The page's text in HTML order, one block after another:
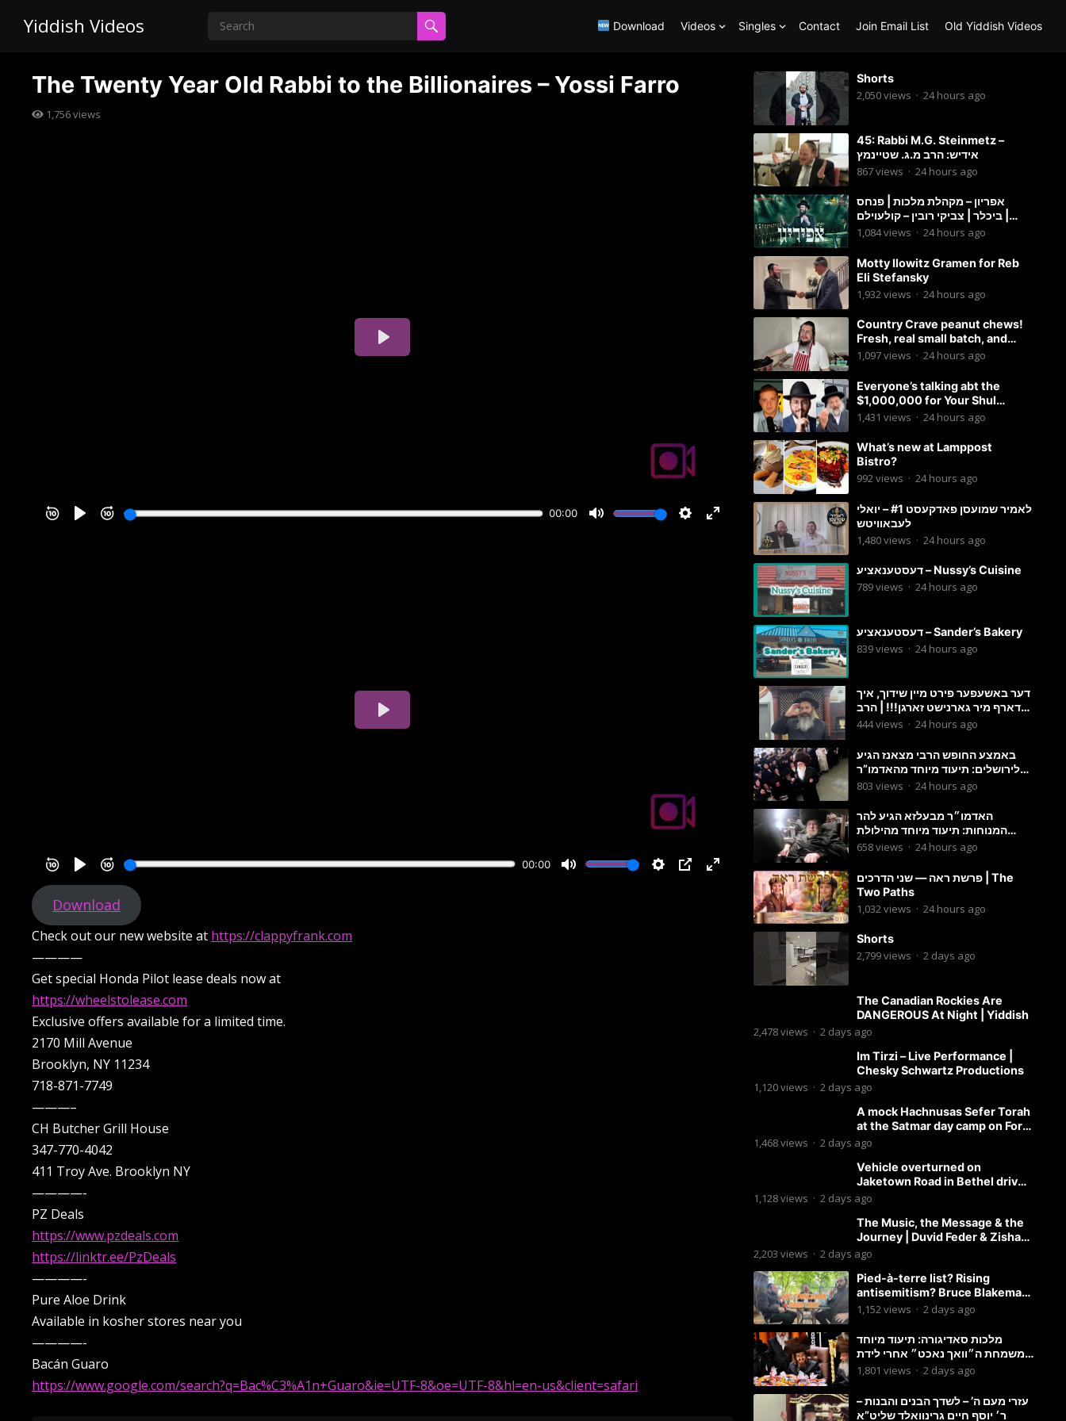
Yiddish Videos Download Videos Singles Contact Join Email List Old Yiddish Videos
The Twenty Year Old Rabbi to the Billionaires – Yossi Farro
1,756views
Download
Check out our new website at https://clappyfrank.com
————
Get special Honda Pilot lease deals now at
https://wheelstolease.com
Exclusive offers available for a limited time.
2170 Mill Avenue
Brooklyn, NY 11234
718-871-7749
———–
CH Butcher Grill House
347-770-4042
411 Troy Ave. Brooklyn NY
————-
PZ Deals
https://www.pzdeals.com
https://linktr.ee/PzDeals
————-
Pure Aloe Drink
Available in kosher stores near you
————-
Bacán Guaro
https://www.google.com/search?q=Bac%C3%A1n+Guaro&ie=UTF-8&oe=UTF-8&hl=en-us&client=safari
Shorts
2,050views · 24 hours ago
45: Rabbi M.G. Steinmetz –
אידיש: הרב מ.ג. שטיינמץ
867views · 24 hours ago
אפריון – מקהלת מלכות | פנחס
ביכלר | צביקי רובין – קולעוילם |
Malchus Choir, Tzviki Rubin
1,084views · 24 hours ago
Motty Ilowitz Gramen for Reb
Eli Stefansky
1,932 views · 24 hours ago
Country Crave peanut chews!
Fresh, real small batch, and
soft! – Status Island
1,097views · 24 hours ago
Everyone’s talking abt the
$1,000,000 for Your Shul
Tosfos Yom Tov “No Talking by
1,431 views · 24 hours ago
What’s new at Lamppost
Bistro?
992views · 24 hours ago
לאמיר שמועסן פאדקעסט #1 – יואלי
לעבאוויטש
1,480views · 24 hours ago
דעסטענאציע – Nussy’s Cuisine
789views · 24 hours ago
דעסטענאציע – Sander’s Bakery
839views · 24 hours ago
דער באשעפער פירט מיין שידוך, איך
דארף מיר גארנישט זארגן!!! | הרב
מענדל ווייס
444views · 24 hours ago
באמצע החופש הרבי מצאנז הגיע
לירושלים: תיעוד מיוחד מהאדמו”ר
בריקוד המצווה טאנץ בשמחת בית
803 views · 24 hours ago
האדמו״ר מבעלזא הגיע להר
המנוחות: תיעוד מיוחד מהילולת
הרה״ק רבי אהרון מבעלזא זי״ע
658views · 24 hours ago
פרשת ראה — שני הדרכים | The
Two Paths
1,032 views · 24 hours ago
Shorts
2,799views · 2 days ago
The Canadian Rockies Are
DANGEROUS At Night | Yiddish
2,478views · 2 days ago
Im Tirzi – Live Performance |
Chesky Schwartz Productions
1,120views · 2 days ago
A mock Hachnusas Sefer Torah
at the Satmar day camp on Fort
Hamilton Parkway.
1,468views · 2 days ago
Vehicle overturned on
Jaketown Road in Bethel driver
arrested for driving while
1,128views · 2 days ago
The Music, the Message & the
Journey | Duvid Feder & Zisha
Surkis | Round Table #11
2,203 views · 2 days ago
Pied-à-terre list? Rising
antisemitism? Bruce Blakeman
chances? Podcast with
1,152 views · 2 days ago
מלכות סאדיגורה: תיעוד מיוחד
משמחת ה״וואך נאכט״ אחרי לידת
בן האדמו״ר-פשוט לצפות ולהנות
1,801 views · 2 days ago
עזרי מעם ה’ – לשדך הבנים והבנות –
ר׳ יוסף חיים גרינוואלד שליט”א